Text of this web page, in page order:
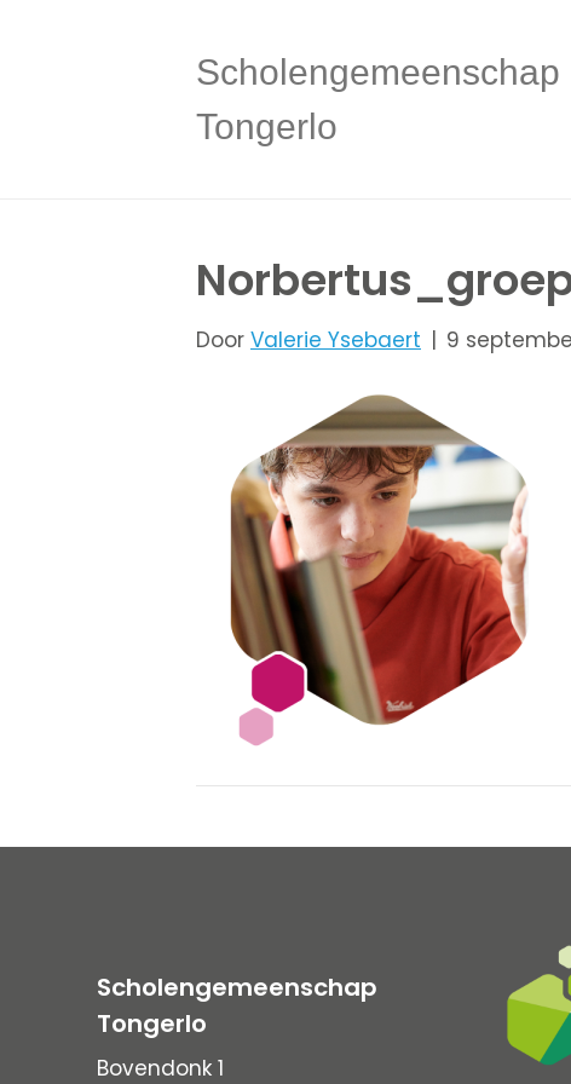
Scholengemeenschap
Tongerlo
Door Valerie Ysebaert | 9
Scholengemeenschap
Tongerlo
Bovendonk 1